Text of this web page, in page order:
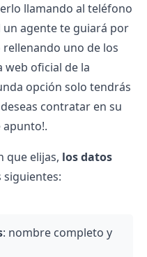
llamando al teléfono
un agente te guiará por
uno de los
oficial de la
opción solo tendrás
contratar en su
apunto!.
que elijas, los datos
siguientes:
: nombre completo y